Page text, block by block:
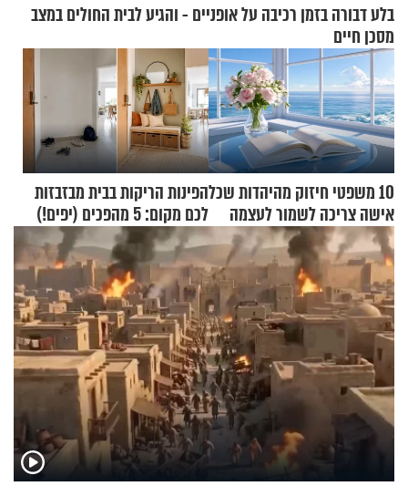
בלע דבורה בזמן רכיבה על אופניים - והגיע לבית החולים במצב
מסכן חיים
10 משפטי חיזוק מהיהדות שכל
אישה צריכה לשמור לעצמה
הפינות הריקות בבית מבזבזות
לכם מקום: 5 מהפכים (יפים!)
שאפשר לעשות כבר היום